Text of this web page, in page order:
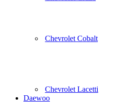
Chevrolet Cobalt
Chevrolet Lacetti
Daewoo